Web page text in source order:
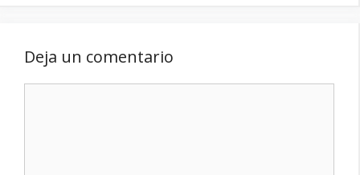
Deja un comentario